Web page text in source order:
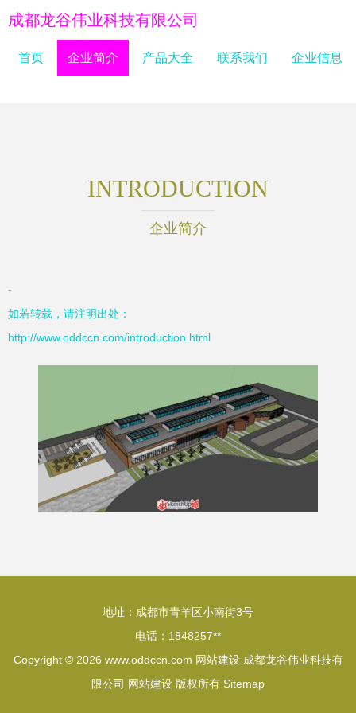
成都龙谷伟业科技有限公司
首页 企业简介 产品大全 联系我们 企业信息
INTRODUCTION
企业简介
-
如若转载，请注明出处：
http://www.oddccn.com/introduction.html
地址：成都市青羊区小南街3号
电话：1848257**
Copyright © 2026 www.oddccn.com 网站建设 成都龙谷伟业科技有
限公司 网站建设 版权所有 Sitemap